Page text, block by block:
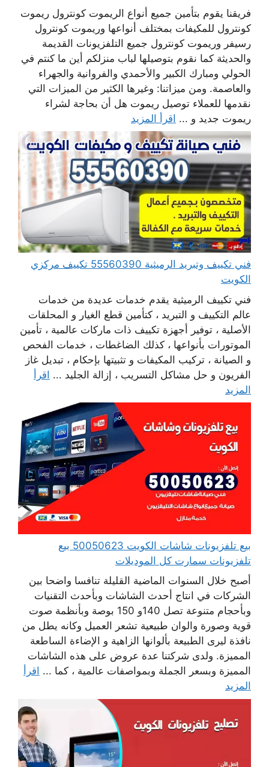
فريقنا يقوم بتأمين جميع أنواع الريموت كونترول ريموت
كونترول للمكيفات بمختلف أنواعها وريموت كونترول
رسيفر وريموت كونترول جميع التلفزيونات القديمة
والحديثة كما نقوم بتوصيلها لباب منزلكم أين ما كنتم في
الحولي ومبارك الكبير والأحمدي والفروانية والجهراء
والعاصمة. ومن ميزاتنا: وغيرها الكثير من الميزات التي
نقدمها للعملاء توصيل ريموت هل أن بحاجة لشراء
ريموت جديد و ... اقرأ المزيد
فني تكييف وتبريد الرميثية 55560390 تكييف مركزي
الكويت
فني تكييف الرميثية يقدم خدمات عديدة من خدمات
عالم التكييف و التبريد ، كتأمين قطع الغيار و المحلقات
الأصلية ، توفير أجهزة تكييف ذات ماركات عالمية ، تأمين
الموتورات بأنواعها ، كذلك الضاغطات ، خدمات الفحص
و الصيانة ، تركيب المكيفات و تثبيتها بإحكام ، تبديل غاز
الفريون و حل مشاكل التسريب ، إزالة الجليد ... اقرأ
المزيد
بيع تلفزيونات شاشات الكويت 50050623 بيع
تلفزيونات سمارت كل الموديلات
أصبح خلال السنوات الماضية القليلة تنافسا واضحا بين
الشركات في انتاج أحدث الشاشات وبأحدث التقنيات
وبأحجام متنوعة تصل 140و 150 بوصة وبأنظمة صوت
قوية وصورة والوان طبيعية تشعر العميل وكانه يطل من
نافذة ليرى الطبيعة بألوانها الزاهية و الإضاءة الساطعة
المميزة. ولدى شركتنا عدة عروض على هذه الشاشات
المميزة وبسعر الجملة وبمواصفات عالمية ، كما ... اقرأ
المزيد